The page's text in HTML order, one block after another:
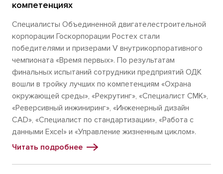
компетенциях
Специалисты Объединенной двигателестроительной
корпорации Госкорпорации Ростех стали
победителями и призерами V внутрикорпоративного
чемпионата «Время первых». По результатам
финальных испытаний сотрудники предприятий ОДК
вошли в тройку лучших по компетенциям «Охрана
окружающей среды», «Рекрутинг», «Специалист СМК»,
«Реверсивный инжиниринг», «Инженерный дизайн
CAD», «Специалист по стандартизации», «Работа с
данными Excel» и «Управление жизненным циклом».
Читать подробнее